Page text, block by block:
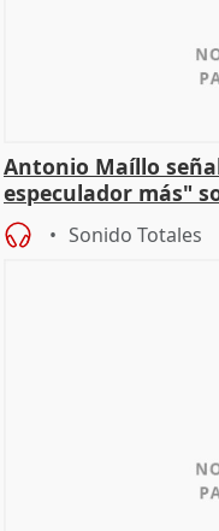
Antonio Maíllo
especulador más"
Becerril
Sonido Totales